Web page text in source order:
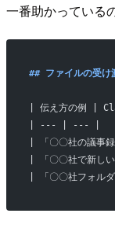
一番助かっている
## ファイルの受け
| 伝え方の例 |
| --- | --- |
| 「〇〇社の議事
| 「〇〇社で新し
| 「〇〇社フォル